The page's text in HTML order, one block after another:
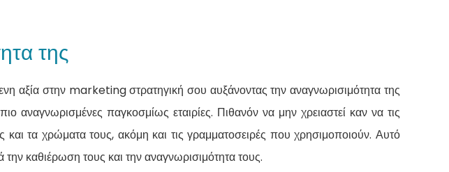
της
αξία στην marketing στρατηγική σου αυξάνοντας την αναγνωρισιμότητα της
αναγνωρισμένες παγκοσμίως εταιρίες. Πιθανόν να μην χρειαστεί καν να τις
και τα χρώματα τους, ακόμη και τις γραμματοσειρές που χρησιμοποιούν. Αυτό
την καθιέρωση τους και την αναγνωρισιμότητα τους.